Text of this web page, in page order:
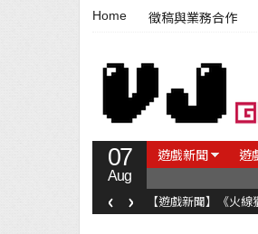
Home 徵稿與業務合作
07
Aug
遊戲新聞 遊
【遊戲新聞】《火
‹ ›